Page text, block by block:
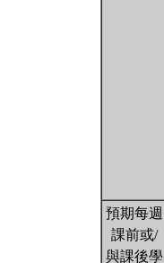
預期每週
課前或/
與課後學